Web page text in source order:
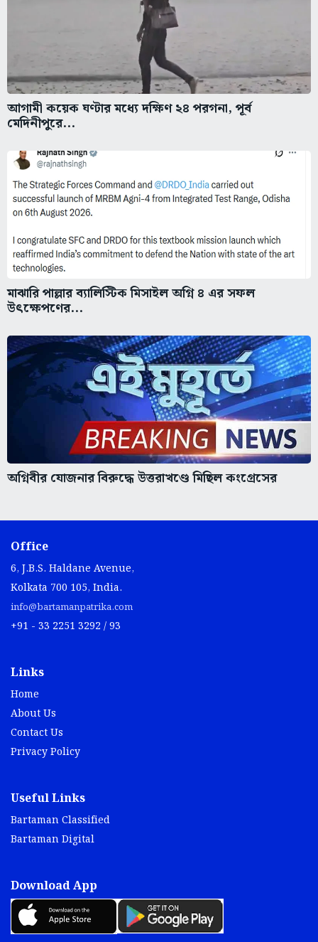
আগামী কয়েক ঘণ্টার মধ্যে দক্ষিণ ২৪ পরগনা, পূর্ব
মেদিনীপুরে...
মাঝারি পাল্লার ব্যালিস্টিক মিসাইল অগ্নি ৪ এর সফল
উৎক্ষেপণের...
অগ্নিবীর যোজনার বিরুদ্ধে উত্তরাখণ্ডে মিছিল কংগ্রেসের
Office
6, J.B.S. Haldane Avenue,
Kolkata 700 105, India.
info@bartamanpatrika.com
+91 - 33 2251 3292 / 93
Links
Home
About Us
Contact Us
Privacy Policy
Useful Links
Bartaman Classified
Bartaman Digital
Download App